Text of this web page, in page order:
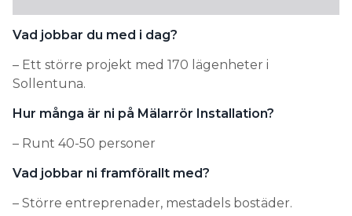
Vad jobbar du med i dag?
– Ett större projekt med 170 lägenheter i
Sollentuna.
Hur många är ni på Mälarrör Installation?
– Runt 40-50 personer
Vad jobbar ni framförallt med?
– Större entreprenader, mestadels bostäder.